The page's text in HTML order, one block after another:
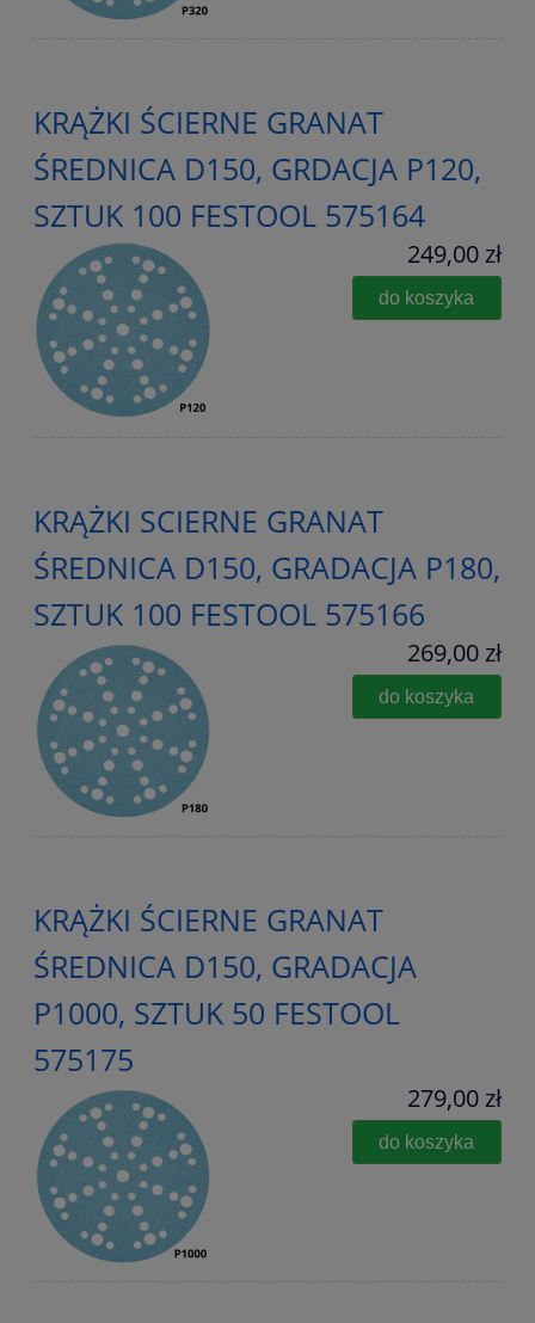
KRĄŻKI ŚCIERNE GRANAT
ŚREDNICA D150, GRDACJA P120,
SZTUK 100 FESTOOL 575164
249,00 zł
do koszyka
KRĄŻKI SCIERNE GRANAT
ŚREDNICA D150, GRADACJA P180,
SZTUK 100 FESTOOL 575166
269,00 zł
do koszyka
KRĄŻKI ŚCIERNE GRANAT
ŚREDNICA D150, GRADACJA
P1000, SZTUK 50 FESTOOL
575175
279,00 zł
do koszyka